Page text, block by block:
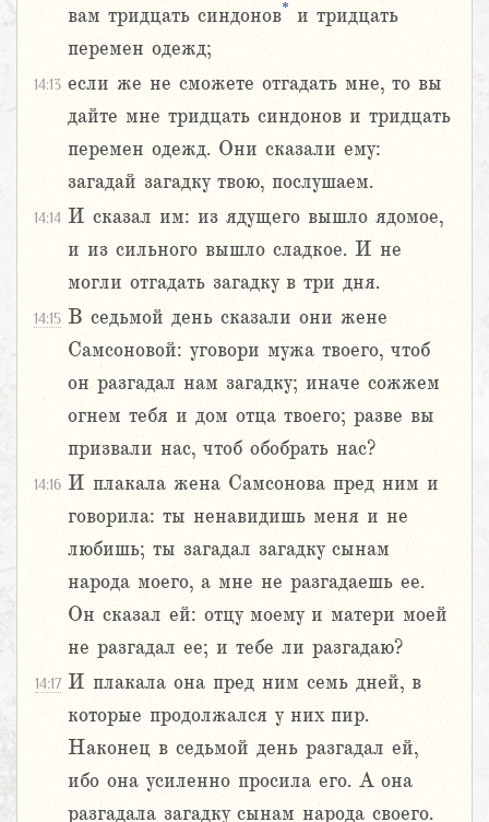
вам тридцать синдонов* и тридцать
перемен одежд;
14:13 если же не сможете отгадать мне, то вы
дайте мне тридцать синдонов и тридцать
перемен одежд. Они сказали ему:
загадай загадку твою, послушаем.
14:14 И сказал им: из ядущего вышло ядомое,
и из сильного вышло сладкое. И не
могли отгадать загадку в три дня.
14:15 В седьмой день сказали они жене
Самсоновой: уговори мужа твоего, чтоб
он разгадал нам загадку; иначе сожжем
огнем тебя и дом отца твоего; разве вы
призвали нас, чтоб обобрать нас?
14:16 И плакала жена Самсонова пред ним и
говорила: ты ненавидишь меня и не
любишь; ты загадал загадку сынам
народа моего, а мне не разгадаешь ее.
Он сказал ей: отцу моему и матери моей
не разгадал ее; и тебе ли разгадаю?
14:17 И плакала она пред ним семь дней, в
которые продолжался у них пир.
Наконец в седьмой день разгадал ей,
ибо она усиленно просила его. А она
разгадала загадку сынам народа своего.